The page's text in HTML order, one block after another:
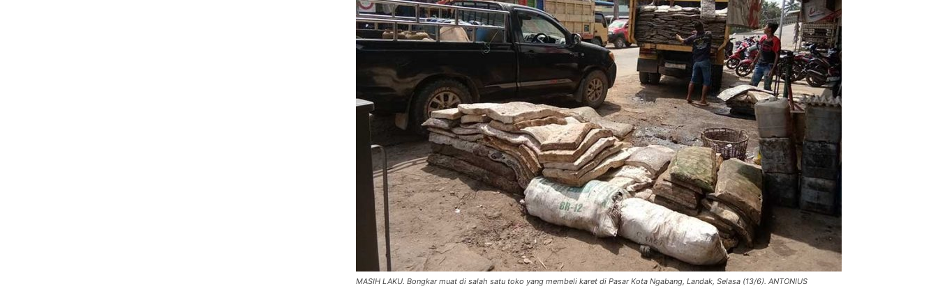
MASIH LAKU. Bongkar muat di salah satu toko yang membeli karet di Pasar Kota Ngabang, Landak, Selasa (13/6). ANTONIUS